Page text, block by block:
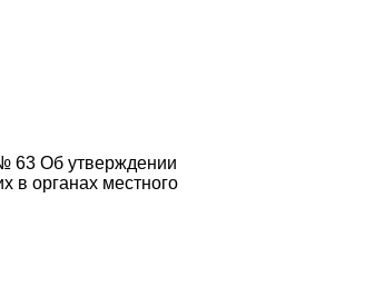
63 Об утверждении
в органах местного